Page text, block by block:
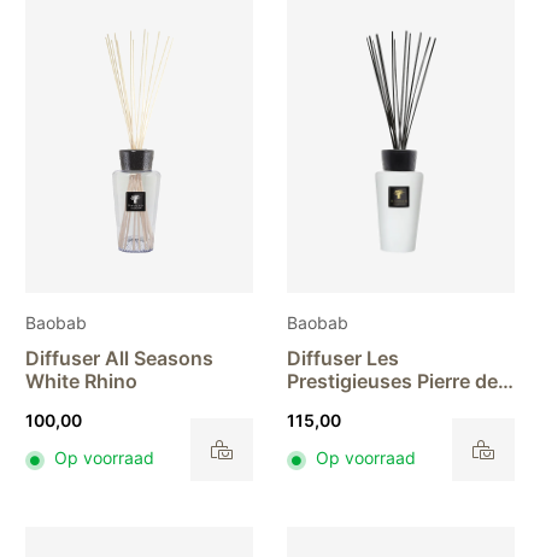
Baobab
Diffuser All Seasons
White Rhino
100,00
Op voorraad
Baobab
Diffuser Les
Prestigieuses Pierre de
115,00
Op voorraad